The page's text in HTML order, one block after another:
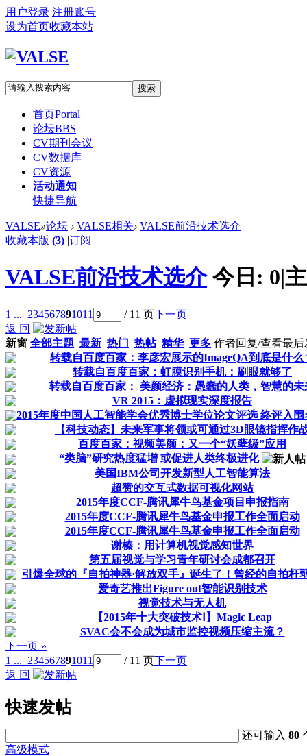
用户登录 注册账号
设为首页收藏本站
搜索
首页Portal
论坛BBS
CV期刊会议
CV数据库
CV资源
活动通知
快捷导航
VALSE»论坛 › VALSE相关› VALSE前沿技术选介
收藏本版 (3) |订阅
VALSE前沿技术选介 今日: 0|
1 ... 234567891011 / 11 页下一页
返 回
新窗 全部主题 最新 热门 热帖 精华 更多 作者回复/查看最后
转载自百度百家：李彦宏展示的ImageQA到底是什么
转载自百度百家：虹膜识别手机：刷眼就够了
转载自百度百家： 美颜经济：愚蠢的人类，智慧的未
VR 2015：虚拟现实深度报告
2015年度中国人工智能学会优秀博士学位论文评选 终评入
【科技动态】未来军事将领或可通过3D眼镜指挥作
百度百家：视频美颜：又一个“妖孽级”应用
“类脑”研究热度猛增 或促进人类终极进化
美国IBM公司开发新型人工智能算法
超赞的交互式数据可视化网站
2015年度CCF-腾讯犀牛鸟基金项目申报指南
2015年度CCF-腾讯犀牛鸟基金申报工作全面启动
2015年度CCF-腾讯犀牛鸟基金申报工作全面启动
谢榛：用计算机视觉感知世界
第五届视觉与学习青年研讨会成都召开
引爆全球的『自拍神器·解放双手』诞生了！曾经的自拍杆
爱奇艺推出Figure out智能识别技术
视觉技术与无人机
【2015年十大突破技术Ⅰ】Magic Leap
SVAC会不会成为城市监控视频压缩主流？
下一页 »
1 ... 234567891011 / 11 页下一页
返 回
快速发帖
还可输入80
高级模式